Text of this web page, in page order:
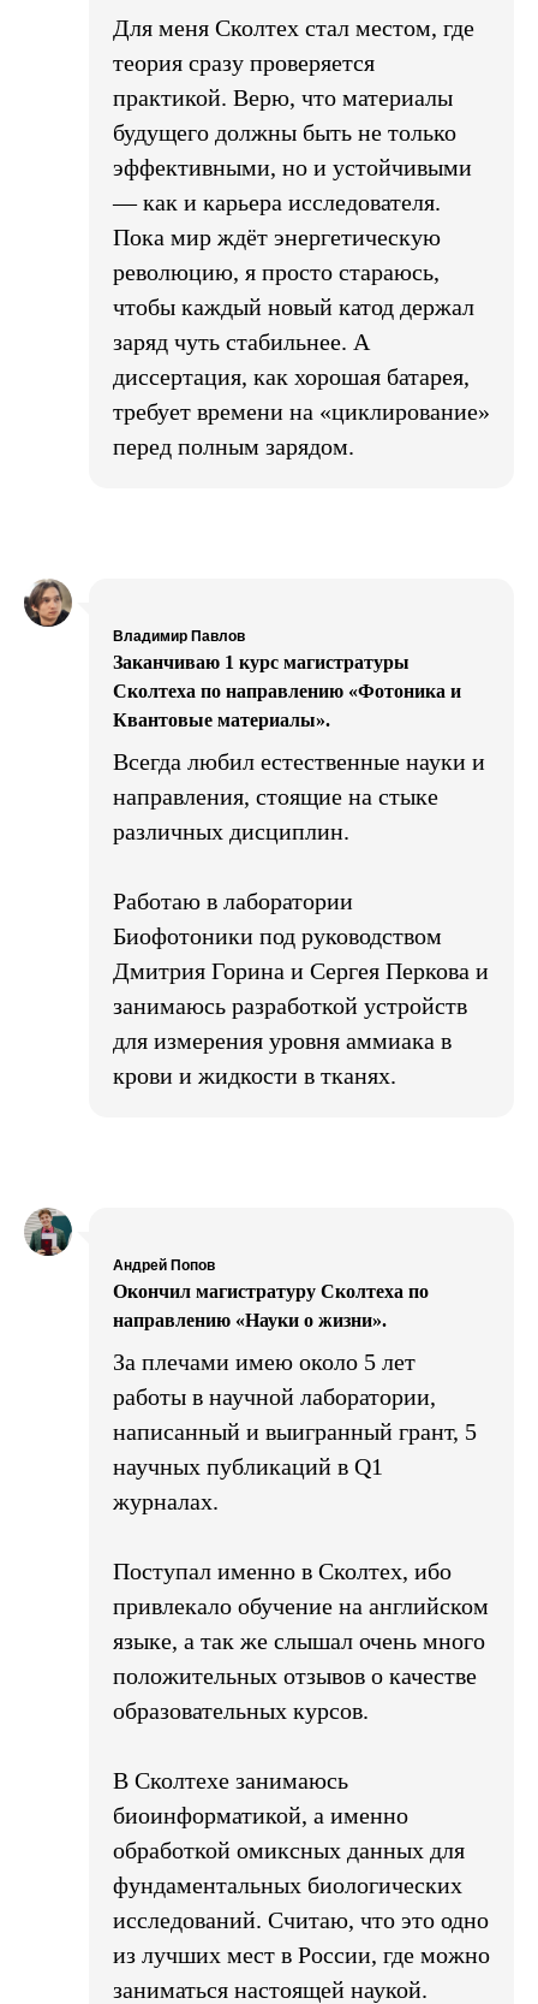
Для меня Сколтех стал местом, где
теория сразу проверяется
практикой. Верю, что материалы
будущего должны быть не только
эффективными, но и устойчивыми
— как и карьера исследователя.
Пока мир ждёт энергетическую
революцию, я просто стараюсь,
чтобы каждый новый катод держал
заряд чуть стабильнее. А
диссертация, как хорошая батарея,
требует времени на «циклирование»
перед полным зарядом.
Владимир Павлов
Заканчиваю 1 курс магистратуры
Сколтеха по направлению «Фотоника и
Квантовые материалы».
Всегда любил естественные науки и
направления, стоящие на стыке
различных дисциплин.
Работаю в лаборатории
Биофотоники под руководством
Дмитрия Горина и Сергея Перкова и
занимаюсь разработкой устройств
для измерения уровня аммиака в
крови и жидкости в тканях.
Андрей Попов
Окончил магистратуру Сколтеха по
направлению «Науки о жизни».
За плечами имею около 5 лет
работы в научной лаборатории,
написанный и выигранный грант, 5
научных публикаций в Q1
журналах.
Поступал именно в Сколтех, ибо
привлекало обучение на английском
языке, а так же слышал очень много
положительных отзывов о качестве
образовательных курсов.
В Сколтехе занимаюсь
биоинформатикой, а именно
обработкой омиксных данных для
фундаментальных биологических
исследований. Считаю, что это одно
из лучших мест в России, где можно
заниматься настоящей наукой.